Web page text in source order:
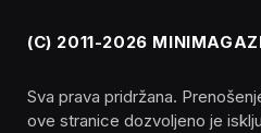
(C) 2011-2026
Sva prava pridržana.
ove stranice dozvoljeno je